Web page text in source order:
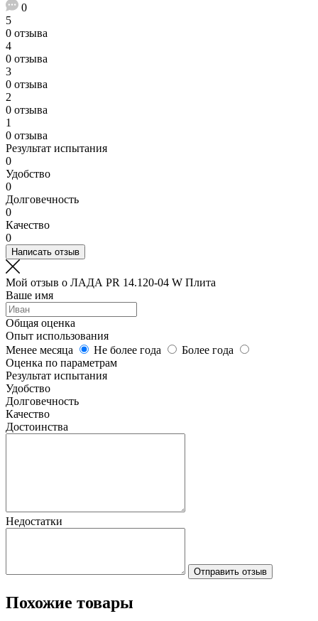
0
5
0 отзыва
4
0 отзыва
3
0 отзыва
2
0 отзыва
1
0 отзыва
Результат испытания
0
Удобство
0
Долговечность
0
Качество
0
Написать отзыв
Мой отзыв о ЛАДА PR 14.120-04 W Плита
Ваше имя
Общая оценка
Опыт использования
Менее месяца
Не более года
Более года
Оценка по параметрам
Результат испытания
Удобство
Долговечность
Качество
Достоинства
Недостатки
Отправить отзыв
Похожие товары